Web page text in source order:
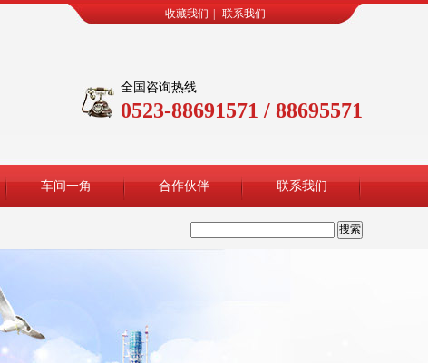
收藏我们 联系我们
全国咨询热线
0523-88691571 / 88695571
车间一角 合作伙伴 联系我们